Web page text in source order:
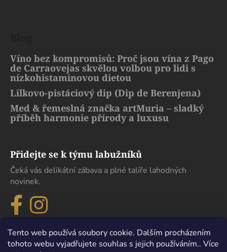
Tento web používá soubory cookie. Dalším procházením
tohoto webu vyjadřujete souhlas s jejich používáním.. Více
Víno bez kompromisů: Proč jsou vína z Pago
de Carraovejas skvělou volbou pro lidi s
nízkohistaminovou dietou
Lilkovo-pistáciový dip (Dip de Berenjena)
Med & řemeslná značka artMuria – sladký
příběh harmonie přírody a luxusu
Přidejte se k týmu labužníků
Čeká vás delikátní zábava a plné talíře lahodných
novinek.